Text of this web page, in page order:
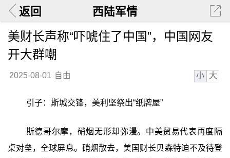
返回 西陆军情
美财长声称“吓唬住了中国”，中国网友
开大群嘲
2025-08-01 自由 小 大
引子：斯城交锋，美利坚祭出“纸牌屋”
斯德哥尔摩，硝烟无形却弥漫。中美贸易代表再度隔
桌对垒，全球屏息。硝烟散去，美国财长贝森特迫不及待登